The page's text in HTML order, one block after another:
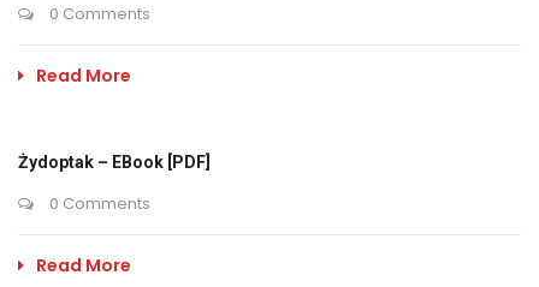
0 Comments
Read More
Żydoptak – EBook [PDF]
0 Comments
Read More